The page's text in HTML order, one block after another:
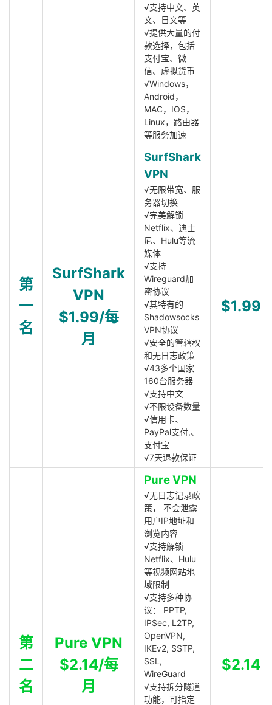
√支持中文、英
文、日文等
√提供大量的付
款选择，包括
支付宝、微
信、虚拟货币
√Windows，
Android，
MAC，IOS，
Linux，路由器
等服务加速
第
一
名
SurfShark
VPN
$1.99/每
月
SurfShark
VPN
√无限带宽、服
务器切换
√完美解锁
Netflix、迪士
尼、Hulu等流
媒体
√支持
Wireguard加
密协议
√其特有的
Shadowsocks
VPN协议
√安全的管辖权
和无日志政策
√43多个国家
160台服务器
√支持中文
√不限设备数量
√信用卡、
PayPal支付,、
支付宝
√7天退款保证
$1.99
第
二
名
Pure VPN
$2.14/每
月
Pure VPN
√无日志记录政
策， 不会泄露
用户IP地址和
浏览内容
√支持解锁
Netflix、Hulu
等视频网站地
域限制
√支持多种协
议： PPTP,
IPSec, L2TP,
OpenVPN,
IKEv2, SSTP,
SSL,
WireGuard
√支持拆分隧道
功能，可指定
$2.14